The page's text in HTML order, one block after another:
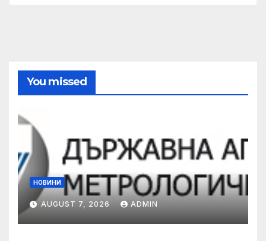
You missed
НОВИНИ
AUGUST 7, 2026 ADMIN